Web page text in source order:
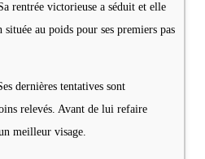
rentrée victorieuse a séduit et elle
au poids pour ses premiers pas
dernières tentatives sont
relevés. Avant de lui refaire
meilleur visage.